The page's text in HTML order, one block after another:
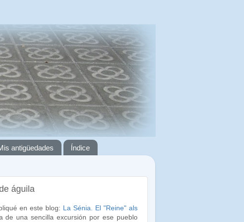
antigüedades Índice
águila
en este blog: La Sénia. El "Reine" als
de una sencilla excursión por ese pueblo